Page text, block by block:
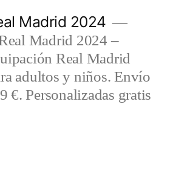
Madrid 2024
Madrid 2024 –
Real Madrid
adultos y niños. Envío
€. Personalizadas gratis